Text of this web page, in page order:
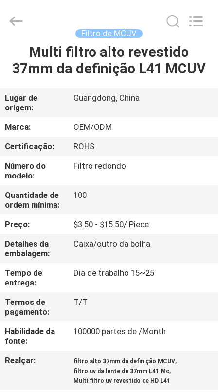
CASA
SOBRE
NÓS
EXCURSÃO
DA
FÁBRICA
CONTROLE
DA
QUALIDADE
CONTACTE-
NOS
PEÇA
UMAS
CITAÇÕES
Technology
Ltd..
Filtro de MCUV
Multi filtro alto revestido
37mm da definição L41 MCUV
Lugar de
origem:
Guangdong, China
Marca:
OEM/ODM
Certificação:
ROHS
Número do
modelo:
Filtro redondo
Quantidade de
ordem mínima:
100
Preço:
$3.50 - $15.50/ Piece
Detalhes da
embalagem:
Caixa/outro da bolha
Tempo de
entrega:
Dia de trabalho 15~25
Termos de
pagamento:
T/T
Habilidade da
fonte:
100000 partes de /Month
Realçar: filtro alto 37mm da definição MCUV,
filtro uv da lente de 37mm L41 Mc,
Multi filtro uv revestido de HD L41